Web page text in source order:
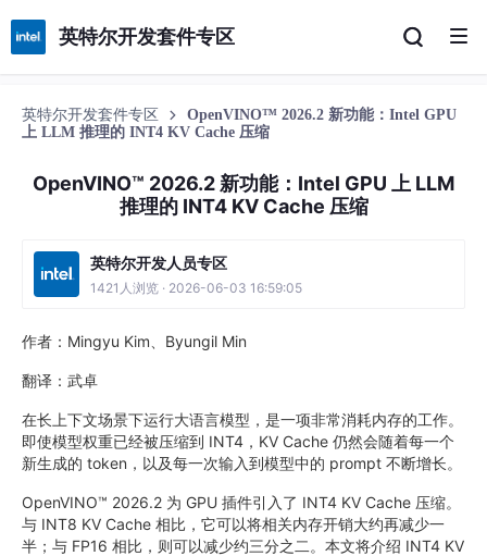
英特尔开发套件专区
英特尔开发套件专区
OpenVINO™ 2026.2 新功能：Intel GPU
上 LLM 推理的 INT4 KV Cache 压缩
OpenVINO™ 2026.2 新功能：Intel GPU 上 LLM
推理的 INT4 KV Cache 压缩
英特尔开发人员专区
1421人浏览 · 2026-06-03 16:59:05
作者：Mingyu Kim、Byungil Min
翻译：武卓
在长上下文场景下运行大语言模型，是一项非常消耗内存的工作。
即使模型权重已经被压缩到 INT4，KV Cache 仍然会随着每一个
新生成的 token，以及每一次输入到模型中的 prompt 不断增长。
OpenVINO™ 2026.2 为 GPU 插件引入了 INT4 KV Cache 压缩。
与 INT8 KV Cache 相比，它可以将相关内存开销大约再减少一
半；与 FP16 相比，则可以减少约三分之二。本文将介绍 INT4 KV